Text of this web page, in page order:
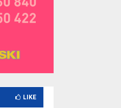
LIKE